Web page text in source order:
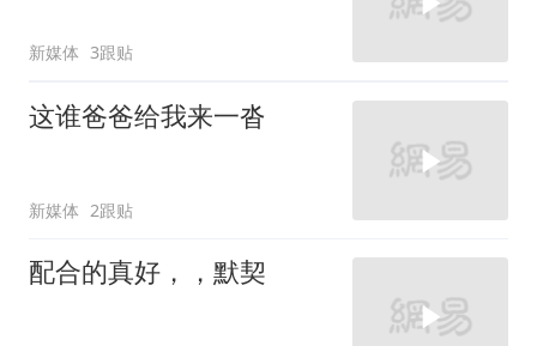
新媒体 3跟贴
这谁爸爸给我来一沓
新媒体 2跟贴
配合的真好，，默契